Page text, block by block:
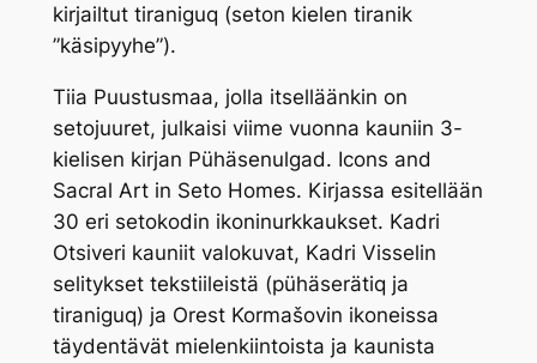
kirjailtut tiraniguq (seton kielen tiranik
”käsipyyhe”).
Tiia Puustusmaa, jolla itselläänkin on
setojuuret, julkaisi viime vuonna kauniin 3-
kielisen kirjan Pühäsenulgad. Icons and
Sacral Art in Seto Homes. Kirjassa esitellään
30 eri setokodin ikoninurkkaukset. Kadri
Otsiveri kauniit valokuvat, Kadri Visselin
selitykset tekstiileistä (pühäserätiq ja
tiraniguq) ja Orest Kormašovin ikoneissa
täydentävät mielenkiintoista ja kaunista